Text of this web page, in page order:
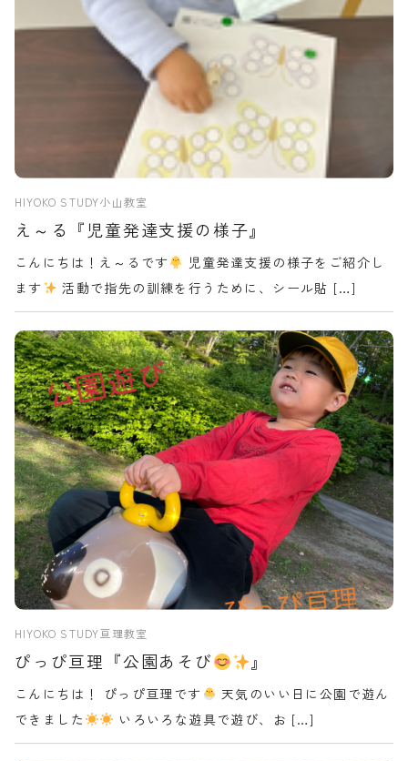
HIYOKO STUDY小山教室
え～る『児童発達支援の様子』
こんにちは！え～るです
児童発達支援の様子をご紹介し
ます
活動で指先の訓練を行うために、シール貼 […]
HIYOKO STUDY亘理教室
ぴっぴ亘理『公園あそび 』
こんにちは！ ぴっぴ亘理です
天気のいい日に公園で遊ん
できました
いろいろな遊具で遊び、お […]